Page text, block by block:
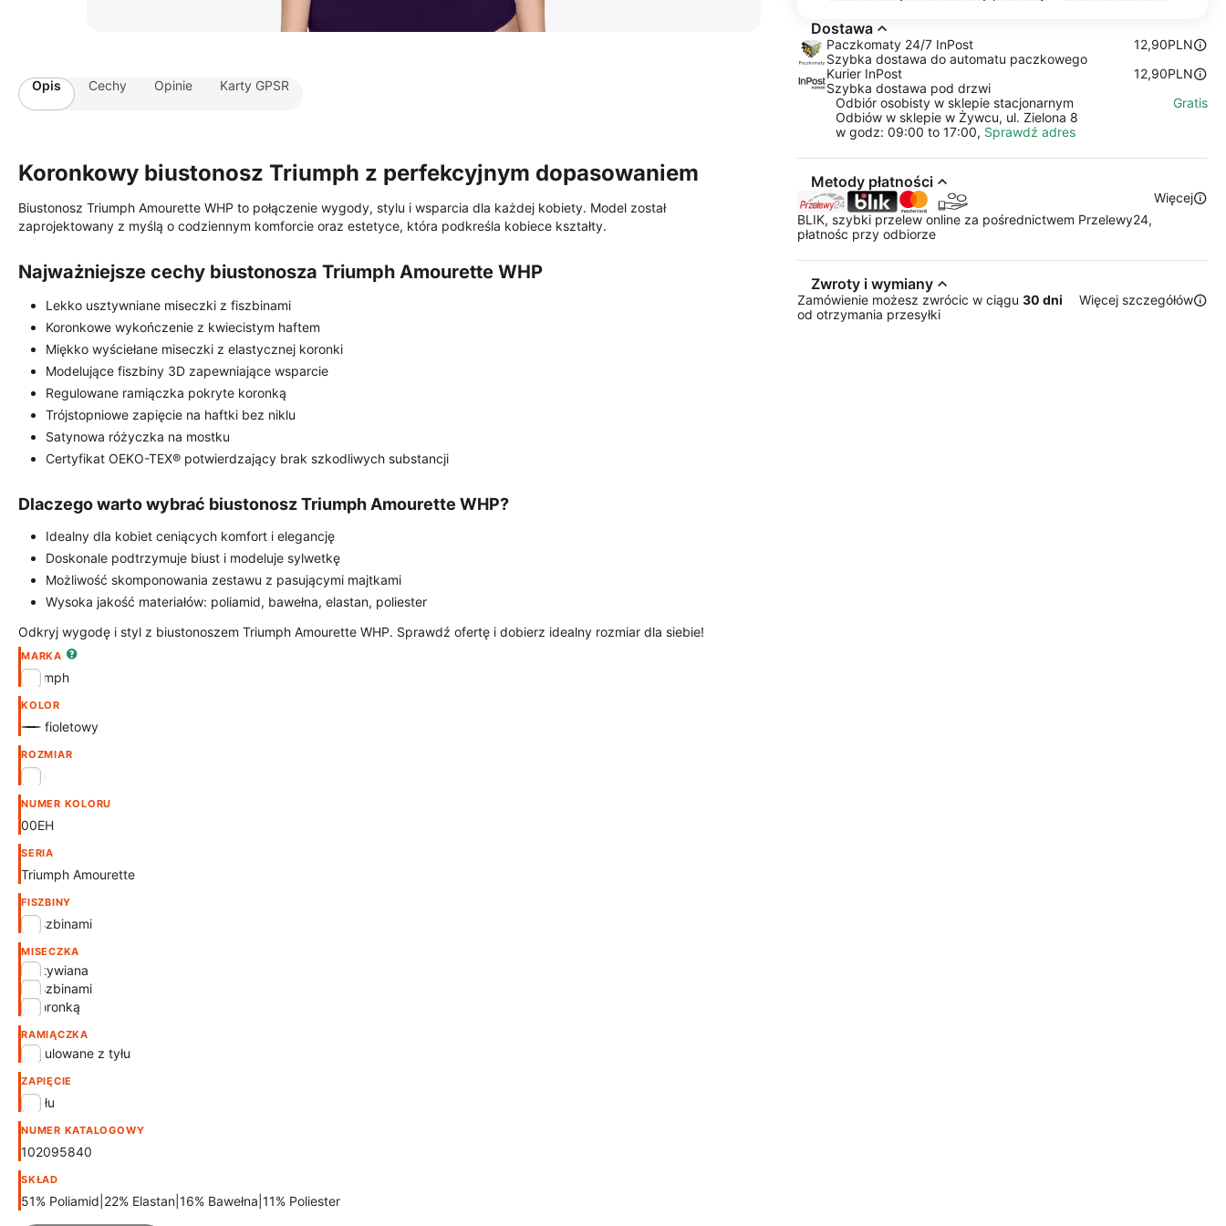
Dostawa
Paczkomaty 24/7 InPost
Szybka dostawa do automatu paczkowego
12,90PLN
Kurier InPost
Szybka dostawa pod drzwi
12,90PLN
Odbiór osobisty w sklepie stacjonarnym
Odbiów w sklepie w Żywcu, ul. Zielona 8
w godz: 09:00 to 17:00, Sprawdź adres
Gratis
Metody płatności
BLIK, szybki przelew online za pośrednictwem Przelewy24,
płatnośc przy odbiorze
Więcej
Zwroty i wymiany
Zamówienie możesz zwrócic w ciągu 30 dni
od otrzymania przesyłki
Więcej szczegółów
Opis Cechy Opinie Karty GPSR
Koronkowy biustonosz Triumph z perfekcyjnym dopasowaniem
Biustonosz Triumph Amourette WHP to połączenie wygody, stylu i wsparcia dla każdej kobiety. Model został
zaprojektowany z myślą o codziennym komforcie oraz estetyce, która podkreśla kobiece kształty.
Najważniejsze cechy biustonosza Triumph Amourette WHP
Lekko usztywniane miseczki z fiszbinami
Koronkowe wykończenie z kwiecistym haftem
Miękko wyściełane miseczki z elastycznej koronki
Modelujące fiszbiny 3D zapewniające wsparcie
Regulowane ramiączka pokryte koronką
Trójstopniowe zapięcie na haftki bez niklu
Satynowa różyczka na mostku
Certyfikat OEKO-TEX® potwierdzający brak szkodliwych substancji
Dlaczego warto wybrać biustonosz Triumph Amourette WHP?
Idealny dla kobiet ceniących komfort i elegancję
Doskonale podtrzymuje biust i modeluje sylwetkę
Możliwość skomponowania zestawu z pasującymi majtkami
Wysoka jakość materiałów: poliamid, bawełna, elastan, poliester
Odkryj wygodę i styl z biustonoszem Triumph Amourette WHP. Sprawdź ofertę i dobierz idealny rozmiar dla siebie!
MARKA
Triumph
KOLOR
fioletowy
ROZMIAR
70C
NUMER KOLORU
00EH
SERIA
Triumph Amourette
FISZBINY
z fiszbinami
MISECZKA
usztywiana
z fiszbinami
z koronką
RAMIĄCZKA
Regulowane z tyłu
ZAPIĘCIE
Z tyłu
NUMER KATALOGOWY
102095840
SKŁAD
51% Poliamid|22% Elastan|16% Bawełna|11% Poliester